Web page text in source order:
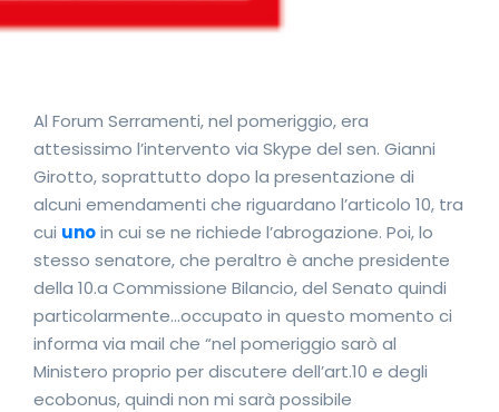
Al Forum Serramenti, nel pomeriggio, era
attesissimo l’intervento via Skype del sen. Gianni
Girotto, soprattutto dopo la presentazione di
alcuni emendamenti che riguardano l’articolo 10, tra
cui unoin cui se ne richiede l’abrogazione. Poi, lo
stesso senatore, che peraltro è anche presidente
della 10.a Commissione Bilancio, del Senato quindi
particolarmente…occupato in questo momento ci
informa via mail che “nel pomeriggio sarò al
Ministero proprio per discutere dell’art.10 e degli
ecobonus, quindi non mi sarà possibile